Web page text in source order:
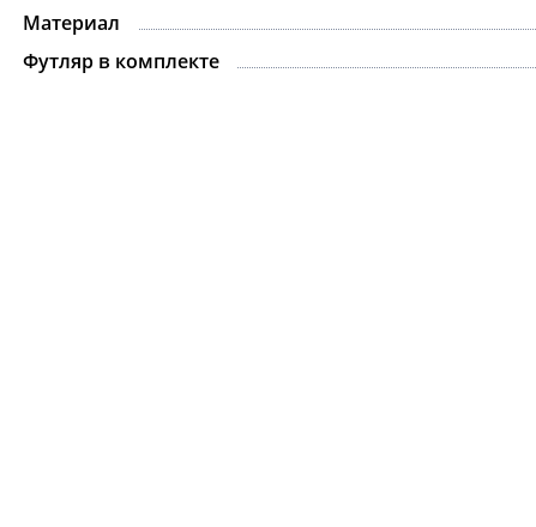
Материал
Футляр в комплекте